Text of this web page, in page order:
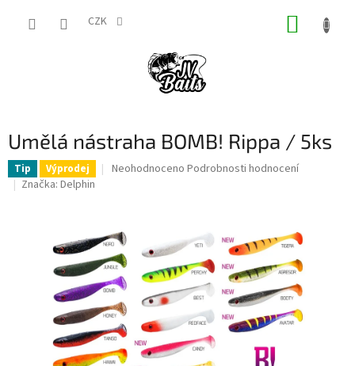
CZK
Umělá nástraha BOMB! Rippa / 5ks
Tip Výprodej
Průměrné
0,0
z
5
hvězdiček.
Neohodnoceno Podrobnosti hodnocení
Značka: Delphin